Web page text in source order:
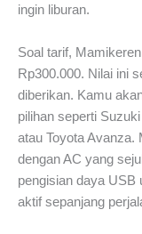
ingin liburan.
Soal tarif,
Rp300.000. Nilai ini
diberikan. Kamu
pilihan seperti
atau Toyota Avanza.
dengan AC yang
pengisian daya USB
aktif sepanjang